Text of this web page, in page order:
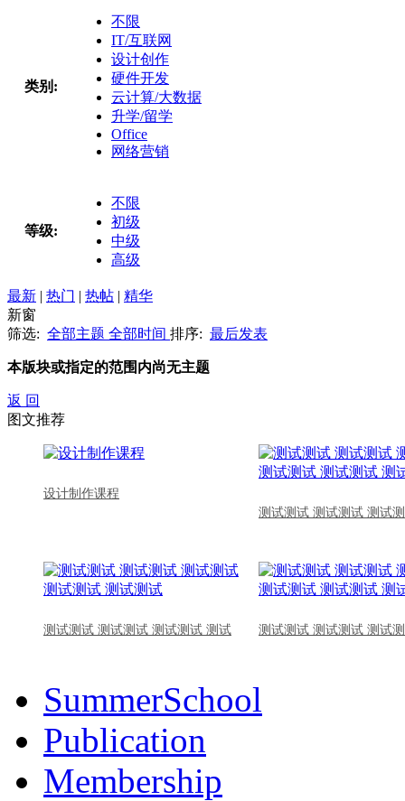
类别:
不限
IT/互联网
设计创作
硬件开发
云计算/大数据
升学/留学
Office
网络营销
等级:
不限
初级
中级
高级
最新 | 热门 | 热帖 | 精华
新窗
筛选: 全部主题 全部时间 排序: 最后发表
本版块或指定的范围内尚无主题
返 回
图文推荐
设计制作课程
测试测试 测试测试 测试
测试测试 测试测试 测试测试 测试 测试测试 测试测试 测试
SummerSchool
Publication
Membership